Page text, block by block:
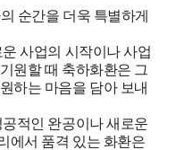
순간을 더욱 특별하게
사업의 시작이나 사업
원할 때 축하화환은 그
하는 마음을 담아 보내
공적인 완공이나 새로운
에서 품격 있는 화환은